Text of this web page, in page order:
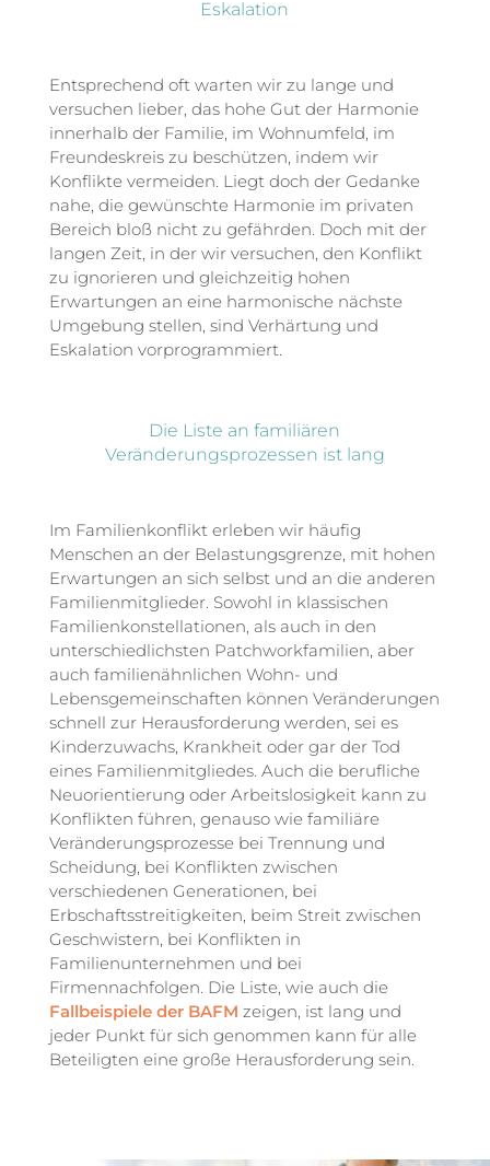
Eskalation
Entsprechend oft warten wir zu lange und
versuchen lieber, das hohe Gut der Harmonie
innerhalb der Familie, im Wohnumfeld, im
Freundeskreis zu beschützen, indem wir
Konflikte vermeiden. Liegt doch der Gedanke
nahe, die gewünschte Harmonie im privaten
Bereich bloß nicht zu gefährden. Doch mit der
langen Zeit, in der wir versuchen, den Konflikt
zu ignorieren und gleichzeitig hohen
Erwartungen an eine harmonische nächste
Umgebung stellen, sind Verhärtung und
Eskalation vorprogrammiert.
Die Liste an familiären
Veränderungsprozessen ist lang
Im Familienkonflikt erleben wir häufig
Menschen an der Belastungsgrenze, mit hohen
Erwartungen an sich selbst und an die anderen
Familienmitglieder. Sowohl in klassischen
Familienkonstellationen, als auch in den
unterschiedlichsten Patchworkfamilien, aber
auch familienähnlichen Wohn- und
Lebensgemeinschaften können Veränderungen
schnell zur Herausforderung werden, sei es
Kinderzuwachs, Krankheit oder gar der Tod
eines Familienmitgliedes. Auch die berufliche
Neuorientierung oder Arbeitslosigkeit kann zu
Konflikten führen, genauso wie familiäre
Veränderungsprozesse bei Trennung und
Scheidung, bei Konflikten zwischen
verschiedenen Generationen, bei
Erbschaftsstreitigkeiten, beim Streit zwischen
Geschwistern, bei Konflikten in
Familienunternehmen und bei
Firmennachfolgen. Die Liste, wie auch die
Fallbeispiele der BAFM zeigen, ist lang und
jeder Punkt für sich genommen kann für alle
Beteiligten eine große Herausforderung sein.